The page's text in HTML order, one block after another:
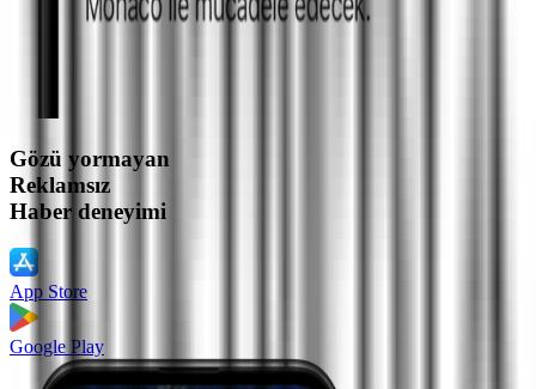
Gözü yormayan
Reklamsız
Haber deneyimi
App Store
Google Play